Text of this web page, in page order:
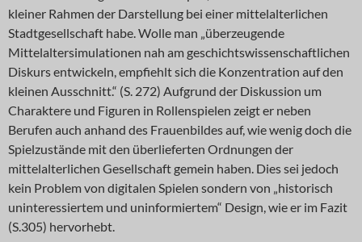
kleiner Rahmen der Darstellung bei einer mittelalterlichen
Stadtgesellschaft habe. Wolle man „überzeugende
Mittelaltersimulationen nah am geschichtswissenschaftlichen
Diskurs entwickeln, empfiehlt sich die Konzentration auf den
kleinen Ausschnitt.“ (S. 272) Aufgrund der Diskussion um
Charaktere und Figuren in Rollenspielen zeigt er neben
Berufen auch anhand des Frauenbildes auf, wie wenig doch die
Spielzustände mit den überlieferten Ordnungen der
mittelalterlichen Gesellschaft gemein haben. Dies sei jedoch
kein Problem von digitalen Spielen sondern von „historisch
uninteressiertem und uninformiertem“ Design, wie er im Fazit
(S.305) hervorhebt.